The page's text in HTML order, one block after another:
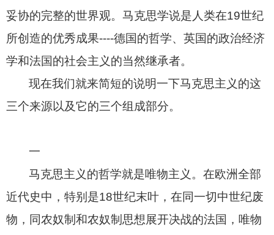
妥协的完整的世界观。马克思学说是人类在19世纪
所创造的优秀成果----德国的哲学、英国的政治经济
学和法国的社会主义的当然继承者。
现在我们就来简短的说明一下马克思主义的这
三个来源以及它的三个组成部分。
一
马克思主义的哲学就是唯物主义。在欧洲全部
近代史中，特别是18世纪末叶，在同一切中世纪废
物，同农奴制和农奴制思想展开决战的法国，唯物